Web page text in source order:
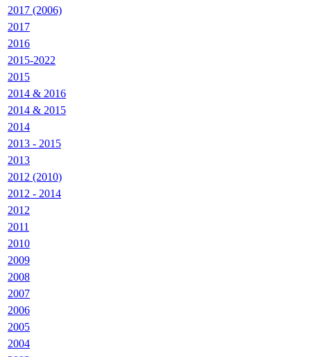
2017 (2006)
2017
2016
2015-2022
2015
2014 & 2016
2014 & 2015
2014
2013 - 2015
2013
2012 (2010)
2012 - 2014
2012
2011
2010
2009
2008
2007
2006
2005
2004